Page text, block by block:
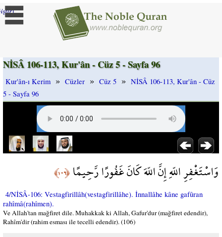
]
NİSÂ 106-113, Kur'ân - Cüz 5 - Sayfa 96
Kur'ân-ı Kerim » Cüzler » Cüz 5 » NİSÂ 106-113, Kur'ân - Cüz
5 - Sayfa 96
وَاسْتَغْفِرِ اللّهِ إِنَّ اللّهَ كَانَ غَفُورًا رَّحِيمًا﴿١٠٦﴾
4/NİSÂ-106: Vestagfirillâh(vestagfirillâhe). İnnallâhe kâne gafûran
rahîmâ(rahîmen).
Ve Allah'tan mağfiret dile. Muhakkak ki Allah, Gafur'dur (mağfiret edendir),
Rahîm'dir (rahim esması ile tecelli edendir). (106)